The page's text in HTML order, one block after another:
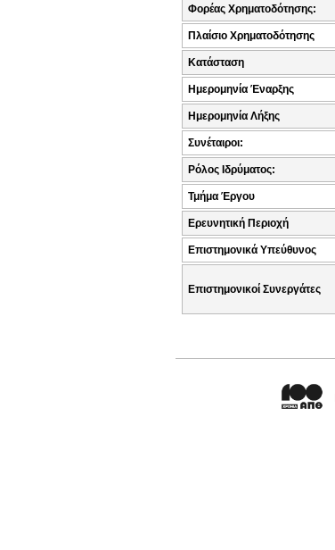
Φορέας Χρηματοδότησης:
Πλαίσιο Χρηματοδότησης
Κατάσταση
Ημερομηνία Έναρξης
Ημερομηνία Λήξης
Συνέταιροι:
Ρόλος Ιδρύματος:
Τμήμα Έργου
Ερευνητική Περιοχή
Επιστημονικά Υπεύθυνος
Επιστημονικοί Συνεργάτες